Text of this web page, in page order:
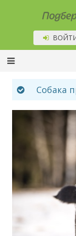
Подбери
Собака